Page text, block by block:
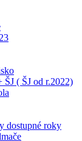
( ŠJ od r.2022)
dostupné roky